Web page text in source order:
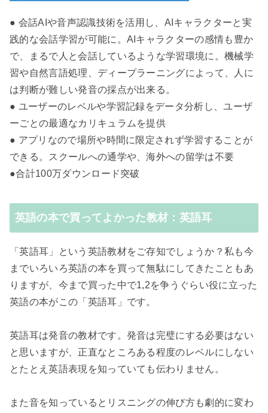
● 会話AIや音声認識技術を活用し、AIキャラクターと実
践的な会話学習が可能に。AIキャラクターの感情も豊か
で、まるで人と会話しているような学習環境に。機械学
習や自然言語処理、ディープラーニングによって、人に
は判断が難しい発音の採点が出来る。
● ユーザーのレベルや学習記録をデータ分析し、ユーザ
ーごとの最適なカリキュラムを提供
● アプリなので場所や時間に限定されず学習することが
できる。スクールへの通学や、海外への留学は不要
●合計100万ダウンロード突破
英語の本で買ってよかった教材：英語耳
「英語耳」という英語教材をご存知でしょうか？私も今
までいろいろ英語の本を買って無駄にしてきたこともあ
りますが、今まで買った中で1,2を争うぐらい役に立った
英語の本がこの「英語耳」です。
英語耳は発音の教材です。発音は完璧にする必要はない
と思いますが、正直なところある程度のレベルにしない
とたとえ英語表現を知っていても伝わりません。
また音を知っているとリスニングの伸び方も劇的に変わ